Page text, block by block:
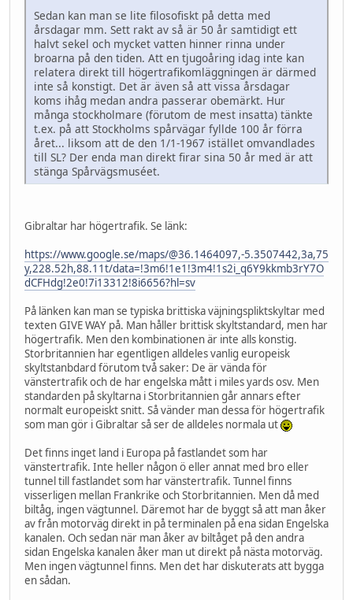
Sedan kan man se lite filosofiskt på detta med
årsdagar mm. Sett rakt av så är 50 år samtidigt ett
halvt sekel och mycket vatten hinner rinna under
broarna på den tiden. Att en tjugoåring idag inte kan
relatera direkt till högertrafikomläggningen är därmed
inte så konstigt. Det är även så att vissa årsdagar
koms ihåg medan andra passerar obemärkt. Hur
många stockholmare (förutom de mest insatta) tänkte
t.ex. på att Stockholms spårvägar fyllde 100 år förra
året... liksom att de den 1/1-1967 istället omvandlades
till SL? Der enda man direkt firar sina 50 år med är att
stänga Spårvägsmuséet.
Gibraltar har högertrafik. Se länk:
https://www.google.se/maps/@36.1464097,-5.3507442,3a,75
y,228.52h,88.11t/data=!3m6!1e1!3m4!1s2i_q6Y9kkmb3rY7O
dCFHdg!2e0!7i13312!8i6656?hl=sv
På länken kan man se typiska brittiska väjningspliktskyltar med
texten GIVE WAY på. Man håller brittisk skyltstandard, men har
högertrafik. Men den kombinationen är inte alls konstig.
Storbritannien har egentligen alldeles vanlig europeisk
skyltstanbdard förutom två saker: De är vända för
vänstertrafik och de har engelska mått i miles yards osv. Men
standarden på skyltarna i Storbritannien går annars efter
normalt europeiskt snitt. Så vänder man dessa för högertrafik
som man gör i Gibraltar så ser de alldeles normala ut
Det finns inget land i Europa på fastlandet som har
vänstertrafik. Inte heller någon ö eller annat med bro eller
tunnel till fastlandet som har vänstertrafik. Tunnel finns
visserligen mellan Frankrike och Storbritannien. Men då med
biltåg, ingen vägtunnel. Däremot har de byggt så att man åker
av från motorväg direkt in på terminalen på ena sidan Engelska
kanalen. Och sedan när man åker av biltåget på den andra
sidan Engelska kanalen åker man ut direkt på nästa motorväg.
Men ingen vägtunnel finns. Men det har diskuterats att bygga
en sådan.